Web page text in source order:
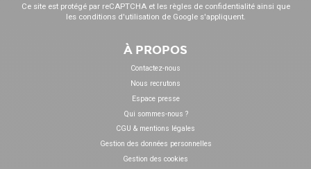
Ce site est protégé par reCAPTCHA et les règles de confidentialitéainsi que
les conditions d'utilisation de Google s'appliquent.
À PROPOS
Contactez-nous
Nous recrutons
Espace presse
Qui sommes-nous ?
CGU & mentions légales
Gestion des données personnelles
Gestion des cookies